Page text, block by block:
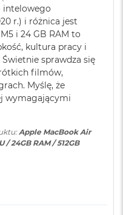
ProRes i ProRes RAW
formaty: m.in.
, AV1 i ProRes; HDR z
HDR10 i HLG
formaty: m.in.
Atmos
intelowego
r.) i różnica jest
i 24 GB RAM to
kultura pracy i
sprawdza się
filmów,
Myślę, że
wymagającymi
Apple MacBook Air
/ 24GB RAM / 512GB